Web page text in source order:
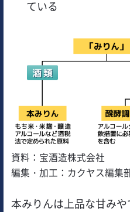
ている
資料：宝酒造株式会社
編集・加工：カクヤス編集
本みりんは上品な甘み